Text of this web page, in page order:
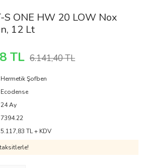
S ONE HW 20 LOW Nox
12 Lt
TL 6.141,40 TL
Hermetik Şofben
Ecodense
24 Ay
7394.22
5.117,83 TL + KDV